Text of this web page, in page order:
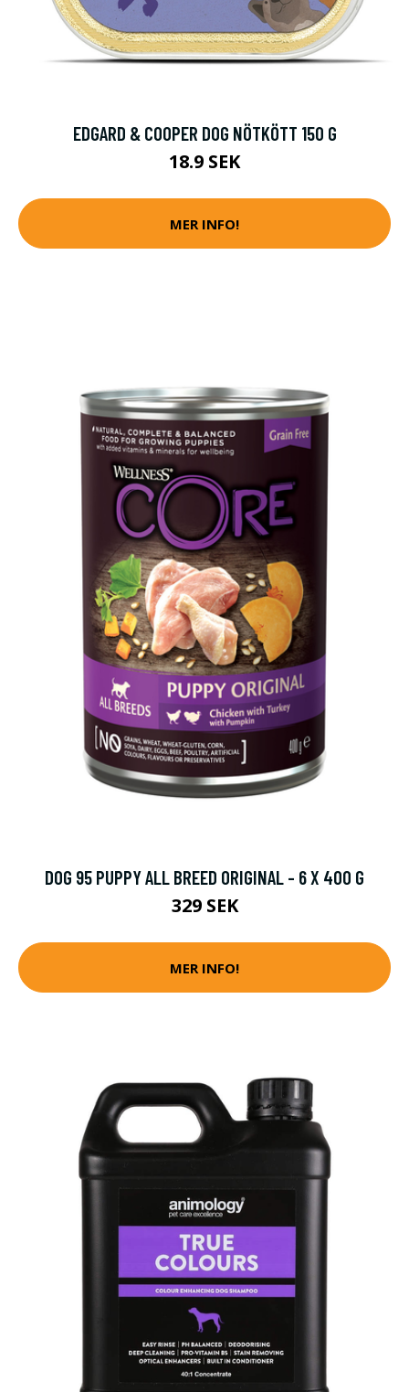
EDGARD & COOPER DOG NÖTKÖTT 150 G
18.9 SEK
MER INFO!
DOG 95 PUPPY ALL BREED ORIGINAL - 6 X 400 G
329 SEK
MER INFO!